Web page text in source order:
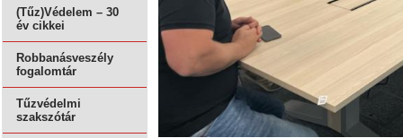
(Tűz)Védelem – 30
év cikkei
Robbanásveszély
fogalomtár
Tűzvédelmi
szakszótár